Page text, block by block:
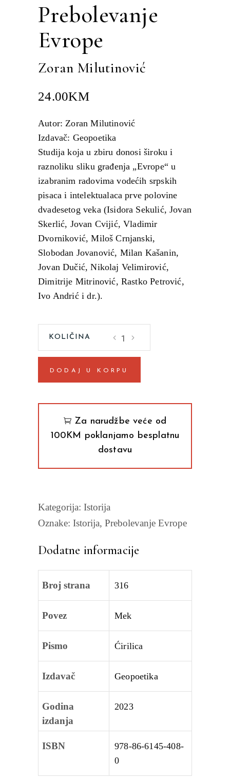
Prebolevanje
Evrope
Zoran Milutinović
24.00KM
Autor: Zoran Milutinović
Izdavač: Geopoetika
Studija koja u zbiru donosi široku i
raznoliku sliku građenja „Evrope“ u
izabranim radovima vodećih srpskih
pisaca i intelektualaca prve polovine
dvadesetog veka (Isidora Sekulić, Jovan
Skerlić, Jovan Cvijić, Vladimir
Dvorniković, Miloš Crnjanski,
Slobodan Jovanović, Milan Kašanin,
Jovan Dučić, Nikolaj Velimirović,
Dimitrije Mitrinović, Rastko Petrović,
Ivo Andrić i dr.).
Milutinović
DODAJ U KORPU
Za narudžbe veće od
100KM poklanjamo besplatnu
dostavu
Kategorija: Istorija
Oznake: Istorija, Prebolevanje Evrope
Dodatne informacije
Broj strana 316
Povez Mek
Pismo Ćirilica
Izdavač Geopoetika
Godina
izdanja
2023
ISBN
978-86-6145-408-
0